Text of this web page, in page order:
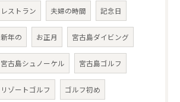
レストラン 夫婦の時間 記念日
新年の お正月 宮古島ダイビング
宮古島シュノーケル 宮古島ゴルフ
リゾートゴルフ ゴルフ初め